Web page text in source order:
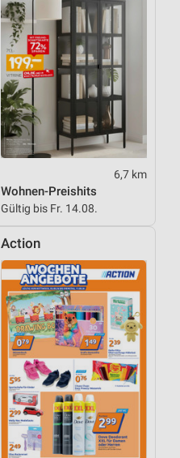
6,7 km
Wohnen-Preishits
Gültig bis Fr. 14.08.
Action